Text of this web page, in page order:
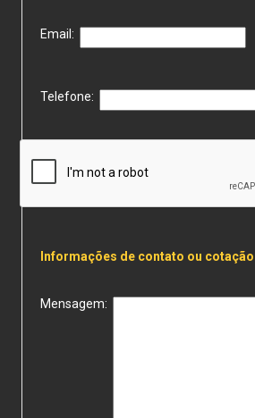
Email:
Telefone:
Informações de contato ou cotação
Mensagem: